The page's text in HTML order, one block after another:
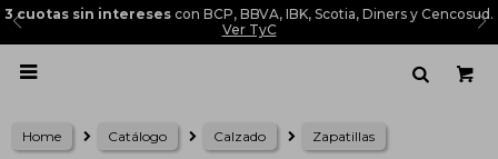
3 cuotas sin intereses con BCP, BBVA, IBK, Scotia, Diners y Cencosud.
Ver TyC

Home Catálogo Calzado Zapatillas